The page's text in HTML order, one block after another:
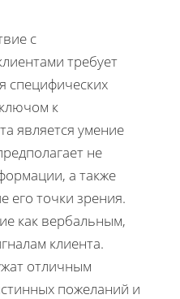
с
требует
специфических
к
является умение
не
а также
его точки зрения.
как вербальным,
клиента.
отличным
пожеланий и